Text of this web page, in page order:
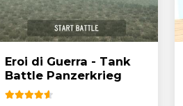
Eroi di Guerra - Tank
Battle Panzerkrieg